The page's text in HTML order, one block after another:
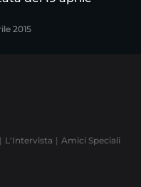
2015
L'Intervista
Amici Speciali